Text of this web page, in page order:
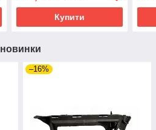
Купити
новинки
–16%